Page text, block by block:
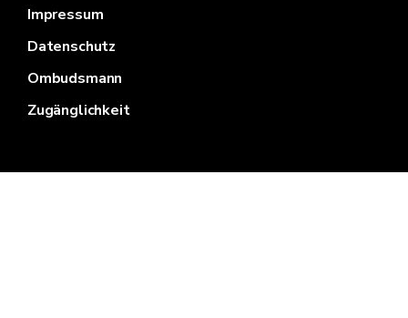
Impressum
Datenschutz
Ombudsmann
Zugänglichkeit